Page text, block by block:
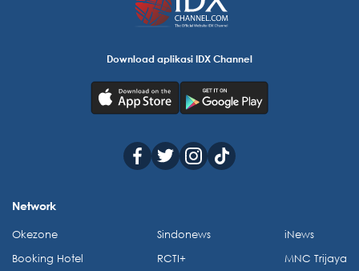
Download aplikasi IDX Channel
Network
Okezone
Booking Hotel
Sindonews
RCTI+
iNews
MNC Trijaya